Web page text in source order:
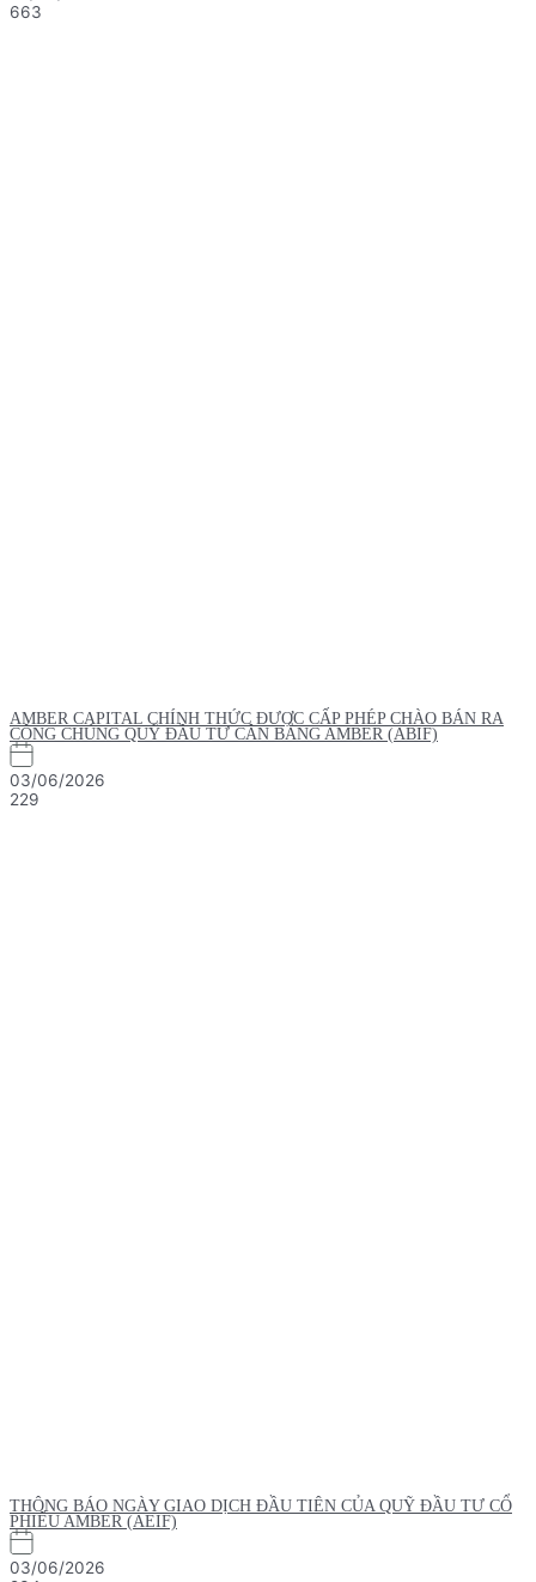
663
AMBER CAPITAL CHÍNH THỨC ĐƯỢC CẤP PHÉP CHÀO BÁN RA
CÔNG CHÚNG QUỸ ĐẦU TƯ CÂN BẰNG AMBER (ABIF)
03/06/2026
229
THÔNG BÁO NGÀY GIAO DỊCH ĐẦU TIÊN CỦA QUỸ ĐẦU TƯ CỔ
PHIẾU AMBER (AEIF)
03/06/2026